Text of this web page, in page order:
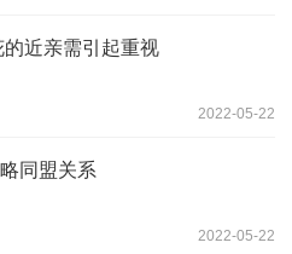
近亲需引起重视
2022-05-22
同盟关系
2022-05-22